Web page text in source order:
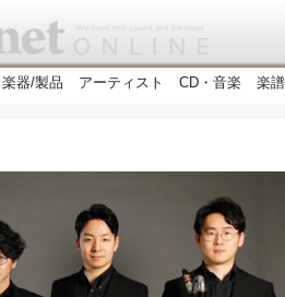
楽器/製品 アーティスト CD・音楽 楽